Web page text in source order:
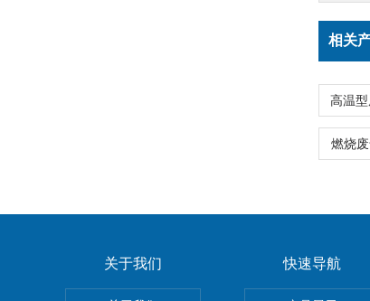
相关
燃烧
关于我们 快速导航